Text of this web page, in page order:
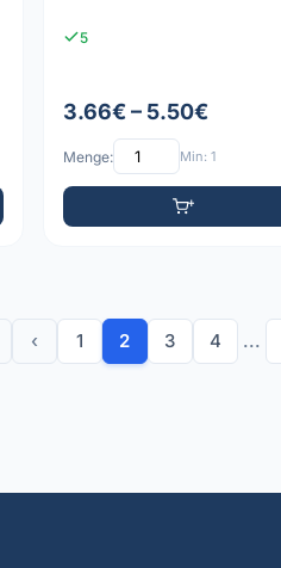
5
3.66€ – 5.50€
Menge: Min: 1
‹ 1 2 3 4 ...